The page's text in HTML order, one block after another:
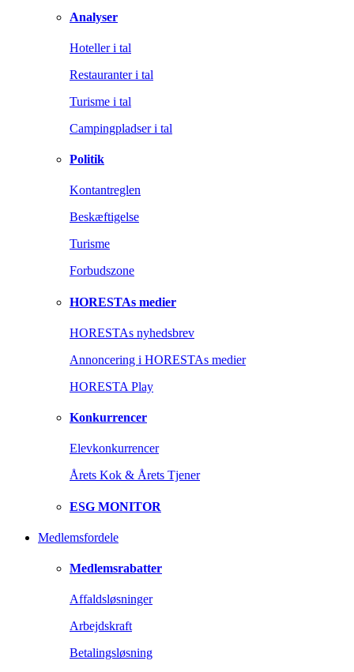
Analyser
Hoteller i tal
Restauranter i tal
Turisme i tal
Campingpladser i tal
Politik
Kontantreglen
Beskæftigelse
Turisme
Forbudszone
HORESTAs medier
HORESTAs nyhedsbrev
Annoncering i HORESTAs medier
HORESTA Play
Konkurrencer
Elevkonkurrencer
Årets Kok & Årets Tjener
ESG MONITOR
Medlemsfordele
Medlemsrabatter
Affaldsløsninger
Arbejdskraft
Betalingsløsning